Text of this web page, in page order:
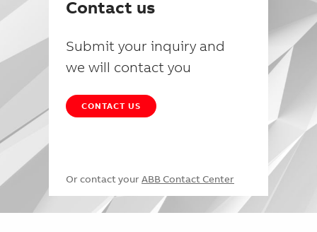
Contact us
Submit your inquiry and
we will contact you
CONTACT US
Or contact your ABB Contact Center